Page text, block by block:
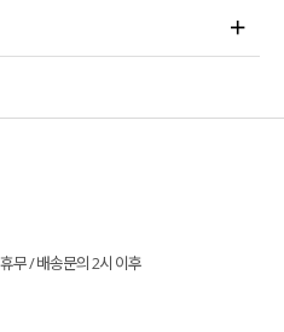
무 / 배송문의 2시 이후